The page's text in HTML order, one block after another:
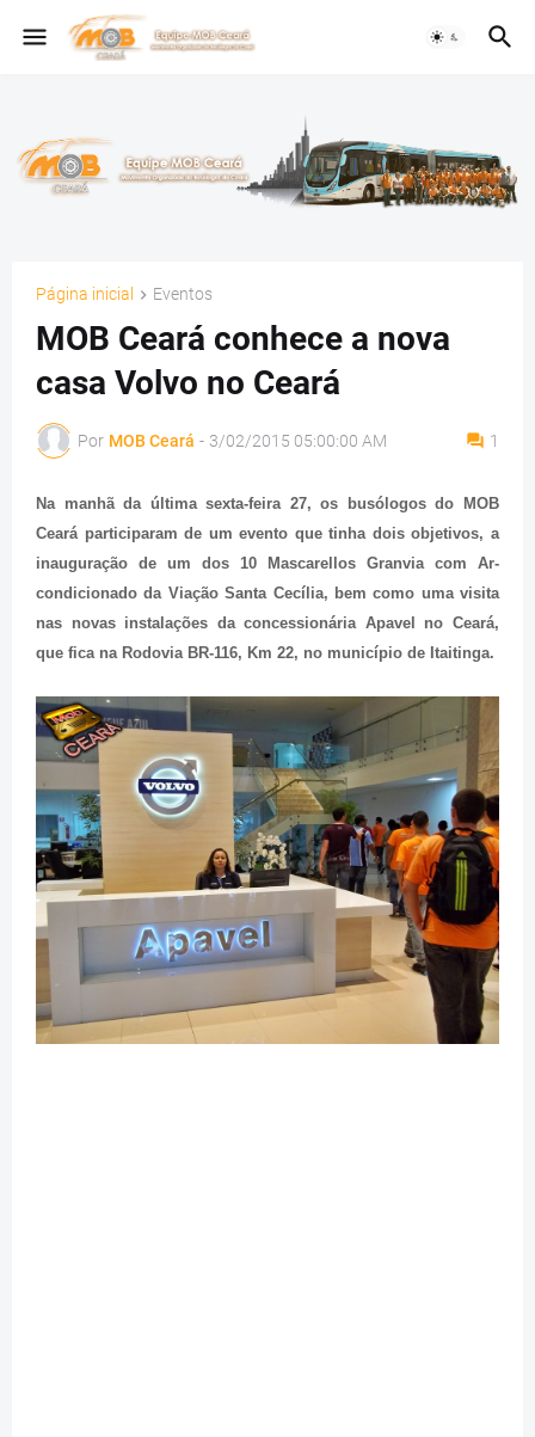
Página inicial Eventos
MOB Ceará conhece a nova
casa Volvo no Ceará
Por MOB Ceará - 3/02/2015 05:00:00 AM 1
Na manhã da última sexta-feira 27, os busólogos do MOB
Ceará participaram de um evento que tinha dois objetivos, a
inauguração de um dos 10 Mascarellos Granvia com Ar-
condicionado da Viação Santa Cecília, bem como uma visita
nas novas instalações da concessionária Apavel no Ceará,
que fica na Rodovia BR-116, Km 22, no município de Itaitinga.